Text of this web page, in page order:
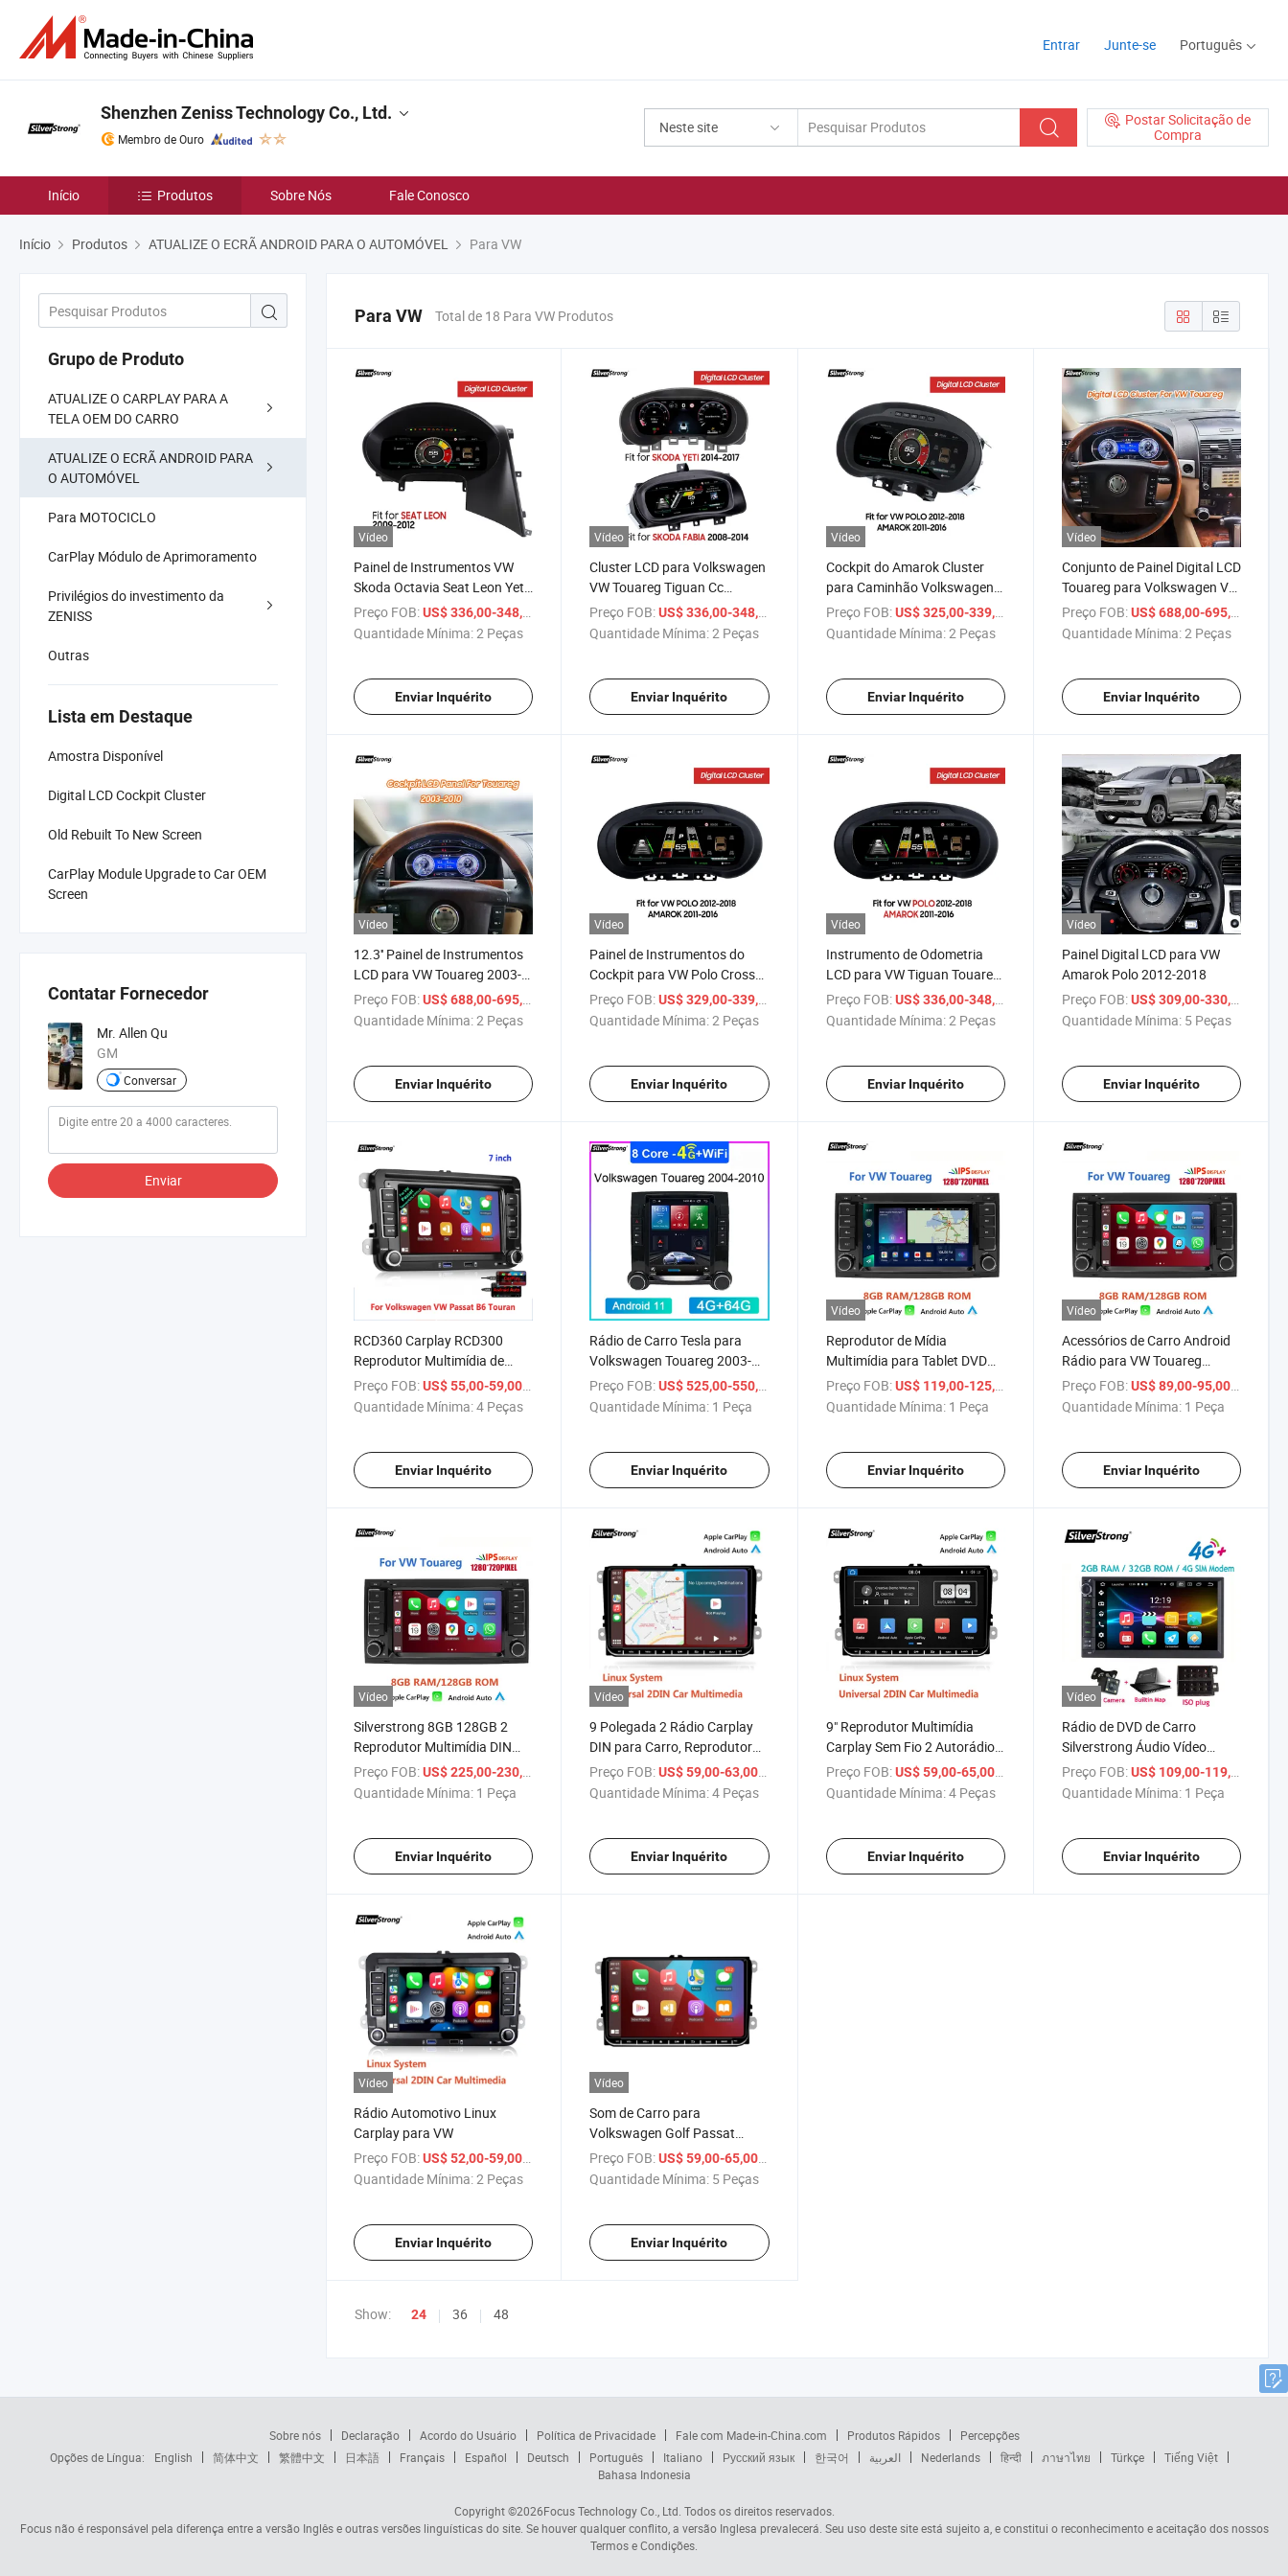
Entrar Junte-se Português
Neste site
Postar Solicitação de
Compra
Shenzhen Zeniss Technology Co., Ltd.
Membro de Ouro
Início Produtos Sobre Nós Fale Conosco
Início Produtos ATUALIZE O ECRÃ ANDROID PARA O AUTOMÓVEL Para VW
Grupo de Produto
ATUALIZE O CARPLAY PARA A
TELA OEM DO CARRO
ATUALIZE O ECRÃ ANDROID PARA
O AUTOMÓVEL
Para MOTOCICLO
CarPlay Módulo de Aprimoramento
Privilégios do investimento da
ZENISS
Outras
Lista em Destaque
Amostra Disponível
Digital LCD Cockpit Cluster
Old Rebuilt To New Screen
CarPlay Module Upgrade to Car OEM
Screen
Contatar Fornecedor
Mr. Allen Qu
GM
Conversar
Enviar
Para VW Total de 18 Para VW Produtos
Vídeo
Painel de Instrumentos VW
Skoda Octavia Seat Leon Yeti
Fabia Golf Polo Amarok
Touareg
Preço FOB:US$ 336,00-348,00
Quantidade Mínima:2 Peças
Enviar Inquérito
Vídeo
Cluster LCD para Volkswagen
VW Touareg Tiguan Cc
Scirocco Passat Golf6 Golf7
Amarok Polo
Preço FOB: US$ 336,00-348,00
Quantidade Mínima:2 Peças
Enviar Inquérito
Vídeo
Cockpit do Amarok Cluster
para Caminhão Volkswagen
2011-2016
Preço FOB: US$ 325,00-339,00
Quantidade Mínima:2 Peças
Enviar Inquérito
Vídeo
Conjunto de Painel Digital LCD
Touareg para Volkswagen VW
2003-2010
Preço FOB: US$ 688,00-695,00
Quantidade Mínima:2 Peças
Enviar Inquérito
Vídeo
12.3'' Painel de Instrumentos
LCD para VW Touareg 2003-
2010
Preço FOB:US$ 688,00-695,00
Quantidade Mínima:2 Peças
Enviar Inquérito
Vídeo
Painel de Instrumentos do
Cockpit para VW Polo Cross
2012-2018
Preço FOB: US$ 329,00-339,00
Quantidade Mínima:2 Peças
Enviar Inquérito
Vídeo
Instrumento de Odometria
LCD para VW Tiguan Touareg
Skoda Yeti Leon Cc Passat
Golf Polo Amarok Scirocco
Preço FOB: US$ 336,00-348,00
Quantidade Mínima:2 Peças
Enviar Inquérito
Vídeo
Painel Digital LCD para VW
Amarok Polo 2012-2018
Preço FOB: US$ 309,00-330,00
Quantidade Mínima: 5 Peças
Enviar Inquérito
RCD360 Carplay RCD300
Reprodutor Multimídia de
Rádio para VW Polo Golf
Preço FOB:US$ 55,00-59,00
Quantidade Mínima:4 Peças
Enviar Inquérito
Rádio de Carro Tesla para
Volkswagen Touareg 2003-
2010 VW T5 2004-2010
Preço FOB: US$ 525,00-550,00
Quantidade Mínima: 1 Peça
Enviar Inquérito
Vídeo
Reprodutor de Mídia
Multimídia para Tablet DVD
Android Touareg para VW
Preço FOB: US$ 119,00-125,00
Quantidade Mínima: 1 Peça
Enviar Inquérito
Vídeo
Acessórios de Carro Android
Rádio para VW Touareg
Transporter T5
Preço FOB: US$ 89,00-95,00
Quantidade Mínima: 1 Peça
Enviar Inquérito
Vídeo
Silverstrong 8GB 128GB 2
Reprodutor Multimídia DIN
para VW Volkswagen Touareg
T4 Transporter T5 Navegação
GPS Rádio Auto 2004 2005
Preço FOB:US$ 225,00-230,00
Quantidade Mínima: 1 Peça
Enviar Inquérito
Vídeo
9 Polegada 2 Rádio Carplay
DIN para Carro, Reprodutor
Multimídia para Carro, Rádio
GPS para VW Volkswagen
Preço FOB: US$ 59,00-63,00 / Peça
Quantidade Mínima:4 Peças
Enviar Inquérito
9" Reprodutor Multimídia
Carplay Sem Fio 2 Autorádio
DIN com WiFi e Navegação
GPS para VW Passat B6 Polo
Preço FOB: US$ 59,00-65,00/ Peça
Quantidade Mínima:4 Peças
Enviar Inquérito
Vídeo
Rádio de DVD de Carro
Silverstrong Áudio Vídeo
Estéreo iPod
Preço FOB: US$ 109,00-119,00
Quantidade Mínima: 1 Peça
Enviar Inquérito
Vídeo
Rádio Automotivo Linux
Carplay para VW
Preço FOB:US$ 52,00-59,00 / Peça
Quantidade Mínima:2 Peças
Enviar Inquérito
Vídeo
Som de Carro para
Volkswagen Golf Passat
Jetta Tiguan 2005-2015
Preço FOB: US$ 59,00-65,00 / Peça
Quantidade Mínima: 5 Peças
Enviar Inquérito
Show: 24 36 48
Sobre nós Declaração Acordo do Usuário Política de Privacidade Fale com Made-in-China.com Produtos Rápidos
Percepções
Opções de Língua:
English 简体中文 繁體中文 日本語 Français Español Deutsch Português Italiano Русский язык 한국어 العربية Nederlands हिन्दी ภาษาไทย Türkçe
Tiếng Việt
Bahasa Indonesia
Copyright ©2026Focus Technology Co., Ltd. Todos os direitos reservados.
Focus não é responsável pela diferença entre a versão Inglês e outras versões linguísticas do site. Se houver qualquer conflito, a versão Inglesa prevalecerá. Seu uso deste site está sujeito a, e constitui o reconhecimento e aceitação dos nossos
Termos e Condições.